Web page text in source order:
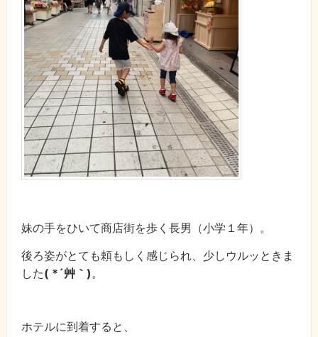
妹の手をひいて商店街を歩く長男（小学１年）。
後ろ姿がとても頼もしく感じられ、少しウルッときま
した( *´艸｀)。
ホテルに到着すると、